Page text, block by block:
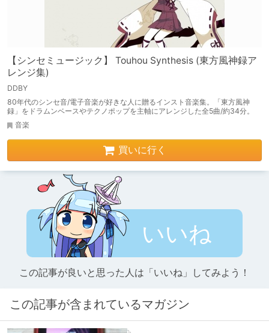
【シンセミュージック】 Touhou Synthesis (東方風神録ア
レンジ集)
DDBY
80年代のシンセ音/電子音楽が好きな人に贈るインスト音楽集。「東方風神
録」をドラムンベースやテクノポップを主軸にアレンジした全5曲/約34分。
音楽
買いに行く
いいね
この記事が良いと思った人は「いいね」してみよう！
この記事が含まれているマガジン